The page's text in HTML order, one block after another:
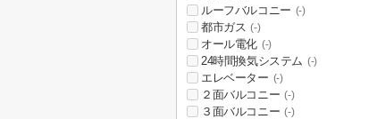
ルーフバルコニー (-)
都市ガス (-)
オール電化 (-)
24時間換気システム (-)
エレベーター (-)
２面バルコニー (-)
３面バルコニー (-)